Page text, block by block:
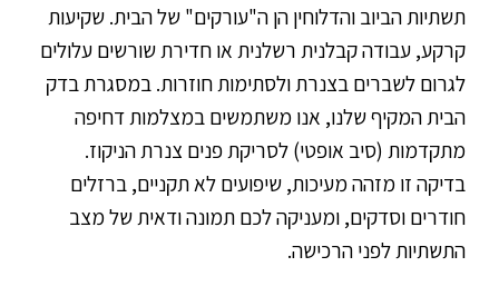
תשתיות הביוב והדלוחין הן ה"עורקים" של הבית. שקיעות
קרקע, עבודה קבלנית רשלנית או חדירת שורשים עלולים
לגרום לשברים בצנרת ולסתימות חוזרות. במסגרת בדק
הבית המקיף שלנו, אנו משתמשים במצלמות דחיפה
מתקדמות (סיב אופטי) לסריקת פנים צנרת הניקוז.
בדיקה זו מזהה מעיכות, שיפועים לא תקניים, ברזלים
חודרים וסדקים, ומעניקה לכם תמונה ודאית של מצב
התשתיות לפני הרכישה.